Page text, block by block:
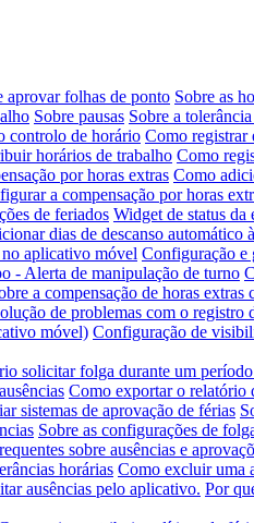
aprovar folhas de ponto Sobre as
Sobre pausas Sobre a
controlo de horário Como registrar
horários de trabalho Como
por horas extras Como
a compensação por horas
de feriados Widget de status da
dias de descanso automático
aplicativo móvel Configuração e
- Alerta de manipulação de turno
a compensação de horas extras
de problemas com o registro
móvel) Configuração de
solicitar folga durante um
Como exportar o relatório
sistemas de aprovação de férias
Sobre as configurações de
sobre ausências e
horárias Como excluir uma
ausências pelo aplicativo. Por